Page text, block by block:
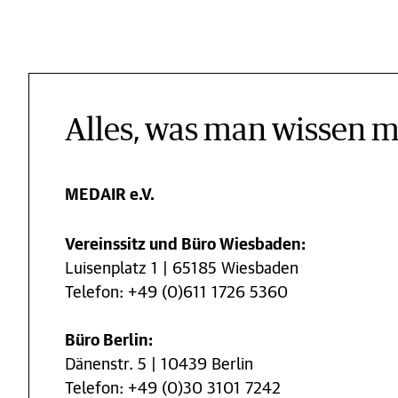
Alles, was man wissen
MEDAIR e.V.
Vereinssitz und Büro Wiesbaden:
Luisenplatz 1 | 65185 Wiesbaden
Telefon: +49 (0)611 1726 5360
Büro Berlin:
Dänenstr. 5 | 10439 Berlin
Telefon: +49 (0)30 3101 7242